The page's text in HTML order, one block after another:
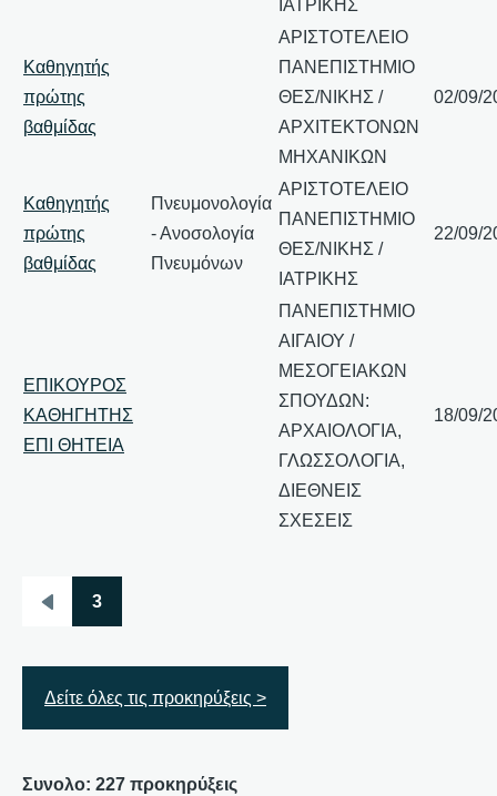
ΙΑΤΡΙΚΗΣ
Καθηγητής
πρώτης
βαθμίδας
ΑΡΙΣΤΟΤΕΛΕΙΟ
ΠΑΝΕΠΙΣΤΗΜΙΟ
ΘΕΣ/ΝΙΚΗΣ /
ΑΡΧΙΤΕΚΤΟΝΩΝ
ΜΗΧΑΝΙΚΩΝ
02/09/
Καθηγητής
πρώτης
βαθμίδας
Πνευμονολογία
- Ανοσολογία
Πνευμόνων
ΑΡΙΣΤΟΤΕΛΕΙΟ
ΠΑΝΕΠΙΣΤΗΜΙΟ
ΘΕΣ/ΝΙΚΗΣ /
ΙΑΤΡΙΚΗΣ
22/09/
ΕΠΙΚΟΥΡΟΣ
ΚΑΘΗΓΗΤΗΣ
ΕΠΙ ΘΗΤΕΙΑ
ΠΑΝΕΠΙΣΤΗΜΙΟ
ΑΙΓΑΙΟΥ /
ΜΕΣΟΓΕΙΑΚΩΝ
ΣΠΟΥΔΩΝ:
ΑΡΧΑΙΟΛΟΓΙΑ,
ΓΛΩΣΣΟΛΟΓΙΑ,
ΔΙΕΘΝΕΙΣ
ΣΧΕΣΕΙΣ
18/09/
Προηγούμενη
3
Δείτε όλες τις προκηρύξεις >
Συνολο: 227 προκηρύξεις